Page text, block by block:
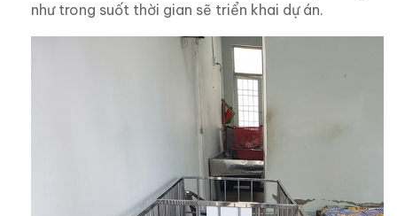
như trong suốt thời gian sẽ triển khai dự án.